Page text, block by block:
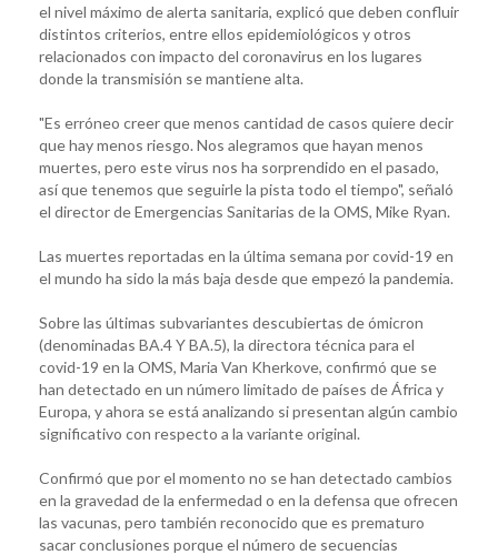
el nivel máximo de alerta sanitaria, explicó que deben confluir
distintos criterios, entre ellos epidemiológicos y otros
relacionados con impacto del coronavirus en los lugares
donde la transmisión se mantiene alta.
"Es erróneo creer que menos cantidad de casos quiere decir
que hay menos riesgo. Nos alegramos que hayan menos
muertes, pero este virus nos ha sorprendido en el pasado,
así que tenemos que seguirle la pista todo el tiempo", señaló
el director de Emergencias Sanitarias de la OMS, Mike Ryan.
Las muertes reportadas en la última semana por covid-19 en
el mundo ha sido la más baja desde que empezó la pandemia.
Sobre las últimas subvariantes descubiertas de ómicron
(denominadas BA.4 Y BA.5), la directora técnica para el
covid-19 en la OMS, Maria Van Kherkove, confirmó que se
han detectado en un número limitado de países de África y
Europa, y ahora se está analizando si presentan algún cambio
significativo con respecto a la variante original.
Confirmó que por el momento no se han detectado cambios
en la gravedad de la enfermedad o en la defensa que ofrecen
las vacunas, pero también reconocido que es prematuro
sacar conclusiones porque el número de secuencias